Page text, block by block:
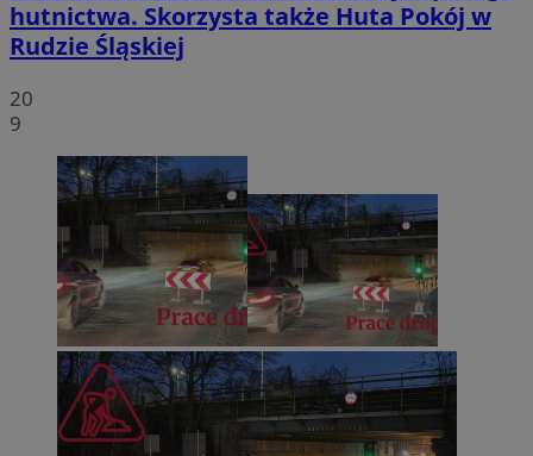
hutnictwa. Skorzysta także Huta Pokój w
Rudzie Śląskiej
20
9